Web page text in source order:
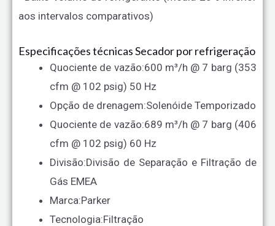
aos intervalos comparativos)
Especificações técnicas Secador por refrigeração
Quociente de vazão:600 m³/h @ 7 barg (353
cfm @ 102 psig) 50 Hz
Opção de drenagem:Solenóide Temporizado
Quociente de vazão:689 m³/h @ 7 barg (406
cfm @ 102 psig) 60 Hz
Divisão:Divisão de Separação e Filtração de
Gás EMEA
Marca:Parker
Tecnologia:Filtração